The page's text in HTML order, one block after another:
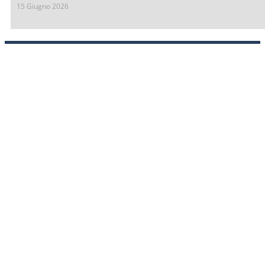
15 Giugno 2026